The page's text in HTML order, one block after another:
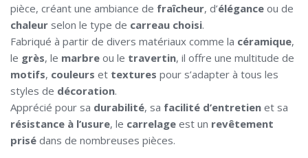
pièce, créant une ambiance de fraîcheur, d’élégance ou de
chaleur selon le type de carreau choisi.
Fabriqué à partir de divers matériaux comme la céramique,
le grès, le marbre ou le travertin, il offre une multitude de
motifs, couleurs et textures pour s’adapter à tous les
styles de décoration.
Apprécié pour sa durabilité, sa facilité d’entretien et sa
résistance à l’usure, le carrelage est un revêtement
prisé dans de nombreuses pièces.